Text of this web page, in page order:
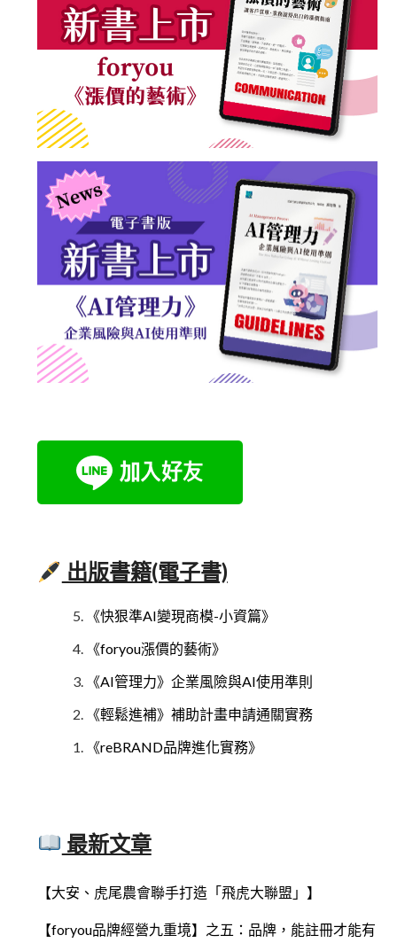
出版書籍(電子書)
《快狠準AI變現商模-小資篇》
《foryou漲價的藝術》
《AI管理力》企業風險與AI使用準則
《輕鬆進補》補助計畫申請通關實務
《reBRAND品牌進化實務》
最新文章
【大安、虎尾農會聯手打造「飛虎大聯盟」】
【foryou品牌經營九重境】之五：品牌，能註冊才能有